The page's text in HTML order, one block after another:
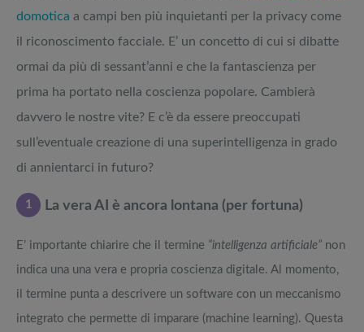
domotica a campi ben più inquietanti per la privacy come
il riconoscimento facciale. E’ un concetto di cui si dibatte
ormai da più di sessant’anni e che la fantascienza per
prima ha portato nella coscienza popolare. Cambierà
davvero le nostre vite? E c’è da essere preoccupati
sull’eventuale creazione di una superintelligenza in grado
di annientarci in futuro?
1 La vera AI è ancora lontana (per fortuna)
E’ importante chiarire che il termine “intelligenza artificiale” non
indica una una vera e propria coscienza digitale. Al momento,
il termine punta a descrivere un software con un meccanismo
integrato che permette di imparare (machine learning). Questa